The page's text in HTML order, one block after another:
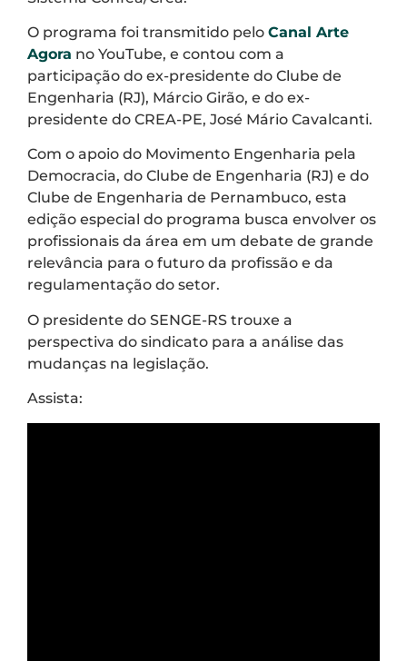
O programa foi transmitido pelo Canal Arte
Agora no YouTube, e contou com a
participação do ex-presidente do Clube de
Engenharia (RJ), Márcio Girão, e do ex-
presidente do CREA-PE, José Mário Cavalcanti.
Com o apoio do Movimento Engenharia pela
Democracia, do Clube de Engenharia (RJ) e do
Clube de Engenharia de Pernambuco, esta
edição especial do programa busca envolver os
profissionais da área em um debate de grande
relevância para o futuro da profissão e da
regulamentação do setor.
O presidente do SENGE-RS trouxe a
perspectiva do sindicato para a análise das
mudanças na legislação.
Assista: